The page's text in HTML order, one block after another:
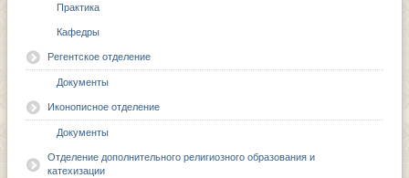
Практика
Кафедры
Регентское отделение
Документы
Иконописное отделение
Документы
Отделение дополнительного религиозного образования и
катехизации